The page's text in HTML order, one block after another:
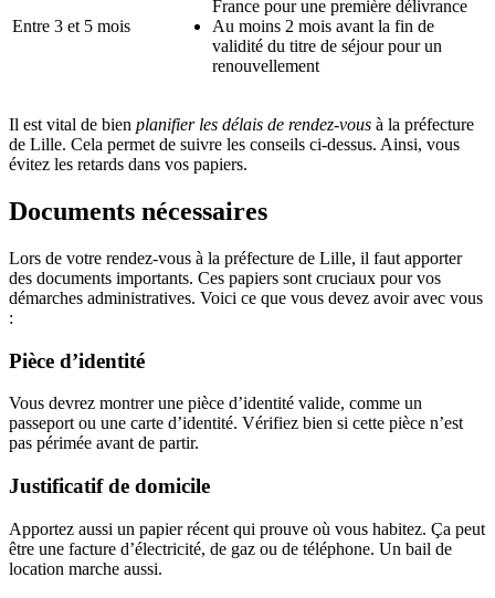
Entre 3 et 5 mois
France pour une première délivrance
Au moins 2 mois avant la fin de
validité du titre de séjour pour un
renouvellement
Il est vital de bien planifier les délais de rendez-vous à la préfecture
de Lille. Cela permet de suivre les conseils ci-dessus. Ainsi, vous
évitez les retards dans vos papiers.
Documents nécessaires
Lors de votre rendez-vous à la préfecture de Lille, il faut apporter
des documents importants. Ces papiers sont cruciaux pour vos
démarches administratives. Voici ce que vous devez avoir avec vous
:
Pièce d’identité
Vous devrez montrer une pièce d’identité valide, comme un
passeport ou une carte d’identité. Vérifiez bien si cette pièce n’est
pas périmée avant de partir.
Justificatif de domicile
Apportez aussi un papier récent qui prouve où vous habitez. Ça peut
être une facture d’électricité, de gaz ou de téléphone. Un bail de
location marche aussi.